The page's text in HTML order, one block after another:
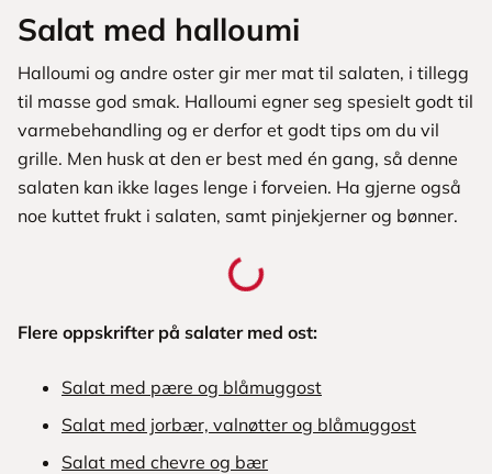
Salat med halloumi
Halloumi og andre oster gir mer mat til salaten, i tillegg
til masse god smak. Halloumi egner seg spesielt godt til
varmebehandling og er derfor et godt tips om du vil
grille. Men husk at den er best med én gang, så denne
salaten kan ikke lages lenge i forveien. Ha gjerne også
noe kuttet frukt i salaten, samt pinjekjerner og bønner.
Flere oppskrifter på salater med ost:
Salat med pære og blåmuggost
Salat med jorbær, valnøtter og blåmuggost
Salat med chevre og bær